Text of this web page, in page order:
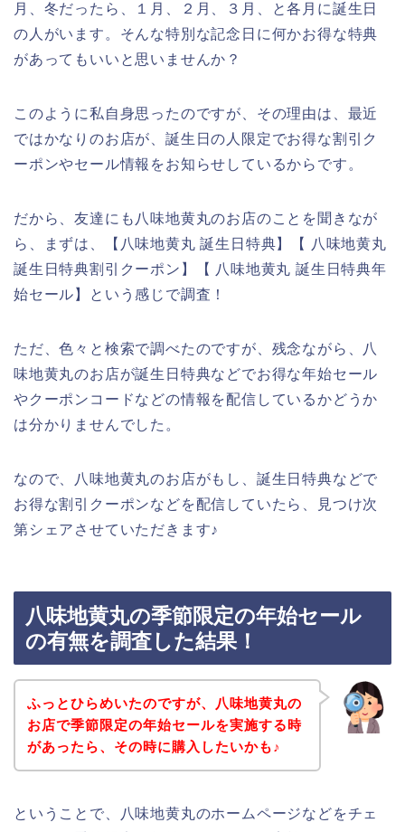
月、冬だったら、１月、２月、３月、と各月に誕生日
の人がいます。そんな特別な記念日に何かお得な特典
があってもいいと思いませんか？
このように私自身思ったのですが、その理由は、最近
ではかなりのお店が、誕生日の人限定でお得な割引ク
ーポンやセール情報をお知らせしているからです。
だから、友達にも八味地黄丸のお店のことを聞きなが
ら、まずは、【八味地黄丸 誕生日特典】【 八味地黄丸
誕生日特典割引クーポン】【 八味地黄丸 誕生日特典年
始セール】という感じで調査！
ただ、色々と検索で調べたのですが、残念ながら、八
味地黄丸のお店が誕生日特典などでお得な年始セール
やクーポンコードなどの情報を配信しているかどうか
は分かりませんでした。
なので、八味地黄丸のお店がもし、誕生日特典などで
お得な割引クーポンなどを配信していたら、見つけ次
第シェアさせていただきます♪
八味地黄丸の季節限定の年始セール
の有無を調査した結果！
ふっとひらめいたのですが、八味地黄丸の
お店で季節限定の年始セールを実施する時
があったら、その時に購入したいかも♪
ということで、八味地黄丸のホームページなどをチェ